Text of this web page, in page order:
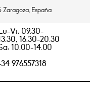
Zaragoza, España
Vi: 09.30-
16.30-20.30
10.00-14.00
976557318